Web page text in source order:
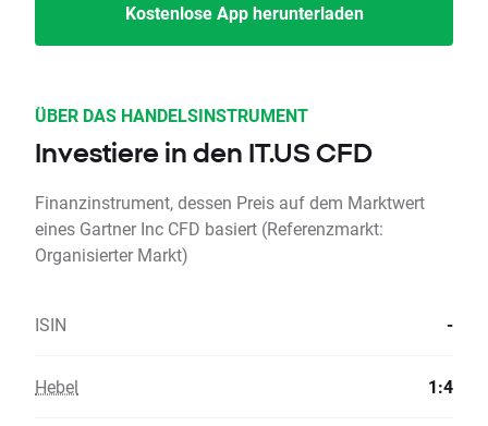
Kostenlose App herunterladen
ÜBER DAS HANDELSINSTRUMENT
Investiere in den IT.US CFD
Finanzinstrument, dessen Preis auf dem Marktwert
eines Gartner Inc CFD basiert (Referenzmarkt:
Organisierter Markt)
ISIN -
Hebel 1:4